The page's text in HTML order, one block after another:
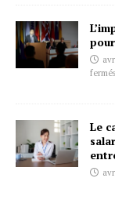
fermés
Le